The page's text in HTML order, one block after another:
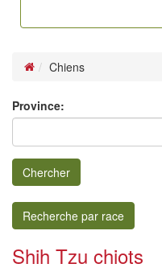
Chiens
Province:
Chercher
Recherche par race
Shih Tzu chiots